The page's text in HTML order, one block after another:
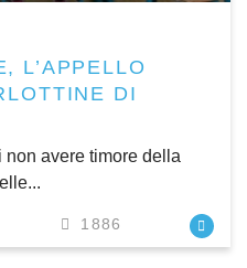
L’APPELLO
DI
non avere timore della
1886